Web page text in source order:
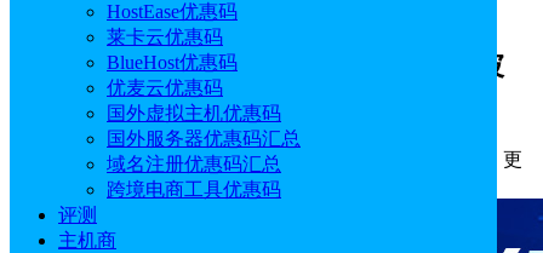
HostEase优惠码
莱卡云优惠码
BlueHost优惠码
优麦云优惠码
国外虚拟主机优惠码
国外服务器优惠码汇总
域名注册优惠码汇总
跨境电商工具优惠码
评测
主机商
新加坡VPS质量好吗？HostKvm新加坡
VPS速度和性能评测
作者: sonya 分类:评测 发布时间: 2022.04.22 11:38:41
更
新于: 2025.04.27 13:04:47